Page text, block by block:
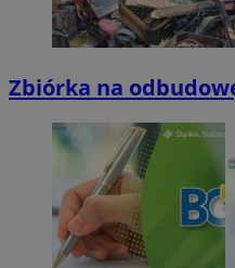
Zbiórka na